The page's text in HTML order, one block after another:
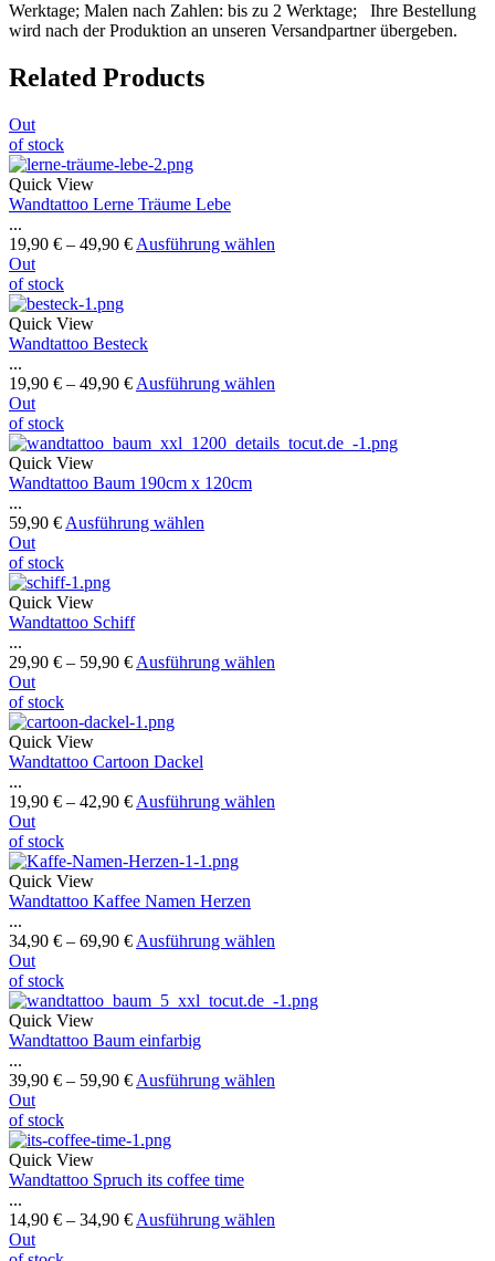
Werktage; Malen nach Zahlen: bis zu 2 Werktage; Ihre Bestellung
wird nach der Produktion an unseren Versandpartner übergeben.
Related Products
Out
of stock
Quick View
Wandtattoo Lerne Träume Lebe
...
19,90 € – 49,90 € Ausführung wählen
Out
of stock
Quick View
Wandtattoo Besteck
...
19,90 € – 49,90 € Ausführung wählen
Out
of stock
Quick View
Wandtattoo Baum 190cm x 120cm
...
59,90 € Ausführung wählen
Out
of stock
Quick View
Wandtattoo Schiff
...
29,90 € – 59,90 € Ausführung wählen
Out
of stock
Quick View
Wandtattoo Cartoon Dackel
...
19,90 € – 42,90 € Ausführung wählen
Out
of stock
Quick View
Wandtattoo Kaffee Namen Herzen
...
34,90 € – 69,90 € Ausführung wählen
Out
of stock
Quick View
Wandtattoo Baum einfarbig
...
39,90 € – 59,90 € Ausführung wählen
Out
of stock
Quick View
Wandtattoo Spruch its coffee time
...
14,90 € – 34,90 € Ausführung wählen
Out